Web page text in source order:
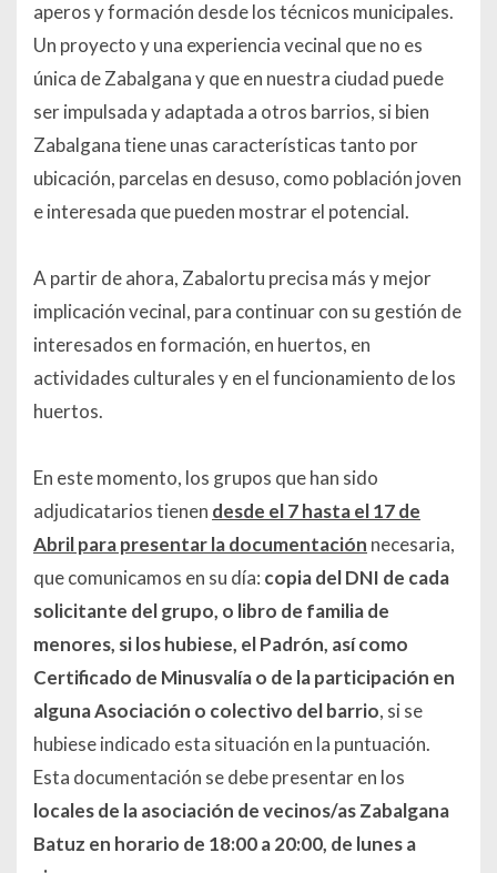
aperos y formación desde los técnicos municipales.
Un proyecto y una experiencia vecinal que no es
única de Zabalgana y que en nuestra ciudad puede
ser impulsada y adaptada a otros barrios, si bien
Zabalgana tiene unas características tanto por
ubicación, parcelas en desuso, como población joven
e interesada que pueden mostrar el potencial.
A partir de ahora, Zabalortu precisa más y mejor
implicación vecinal, para continuar con su gestión de
interesados en formación, en huertos, en
actividades culturales y en el funcionamiento de los
huertos.
En este momento, los grupos que han sido
adjudicatarios tienen desde el 7 hasta el 17 de
Abril para presentar la documentación necesaria,
que comunicamos en su día: copia del DNI de cada
solicitante del grupo, o libro de familia de
menores, si los hubiese, el Padrón, así como
Certificado de Minusvalía o de la participación en
alguna Asociación o colectivo del barrio, si se
hubiese indicado esta situación en la puntuación.
Esta documentación se debe presentar en los
locales de la asociación de vecinos/as Zabalgana
Batuz en horario de 18:00 a 20:00, de lunes a